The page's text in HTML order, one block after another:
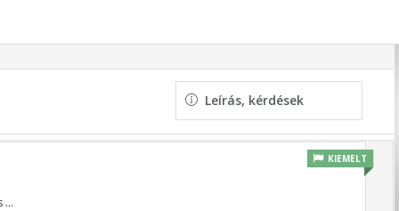
Leírás, kérdések
KIEMELT
...